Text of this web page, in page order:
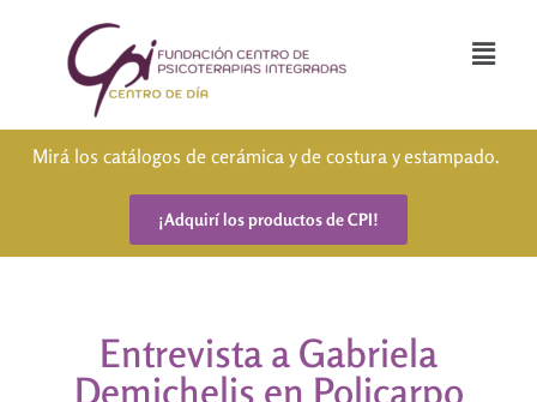
Mirá los catálogos de cerámica y de costura y estampado.
¡Adquirí los productos de CPI!
Entrevista a Gabriela
Demichelis en Policarpo